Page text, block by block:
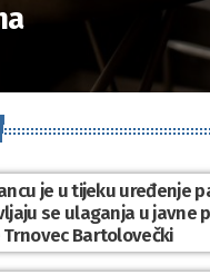
je u tijeku uređenje
se ulaganja u javne
Trnovec Bartolovečki